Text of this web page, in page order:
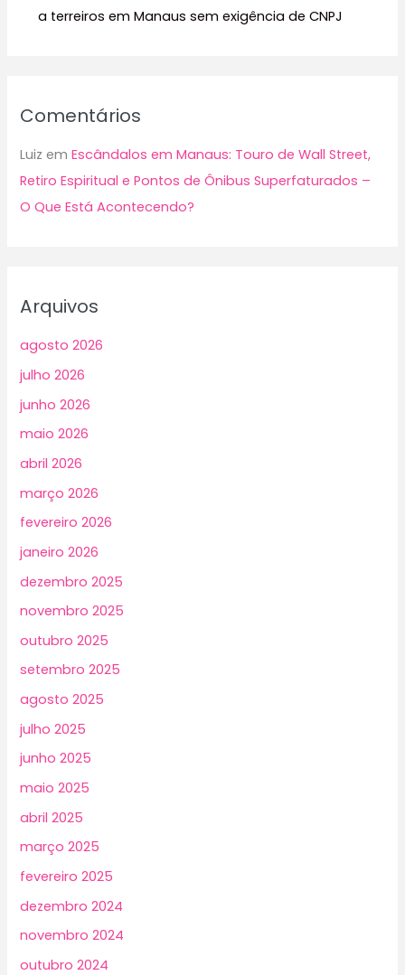
a terreiros em Manaus sem exigência de CNPJ
Comentários
Luiz emEscândalos em Manaus: Touro de Wall Street,
Retiro Espiritual e Pontos de Ônibus Superfaturados –
O Que Está Acontecendo?
Arquivos
agosto 2026
julho 2026
junho 2026
maio 2026
abril 2026
março 2026
fevereiro 2026
janeiro 2026
dezembro 2025
novembro 2025
outubro 2025
setembro 2025
agosto 2025
julho 2025
junho 2025
maio 2025
abril 2025
março 2025
fevereiro 2025
dezembro 2024
novembro 2024
outubro 2024